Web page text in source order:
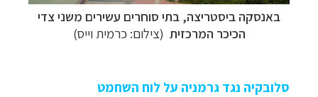
באנסקה ביסטריצה, בתי סוחרים עשירים משני צדי
הכיכר המרכזית (צילום: כרמית וייס)
סלובקיה נגד גרמניה על לוח השחמט